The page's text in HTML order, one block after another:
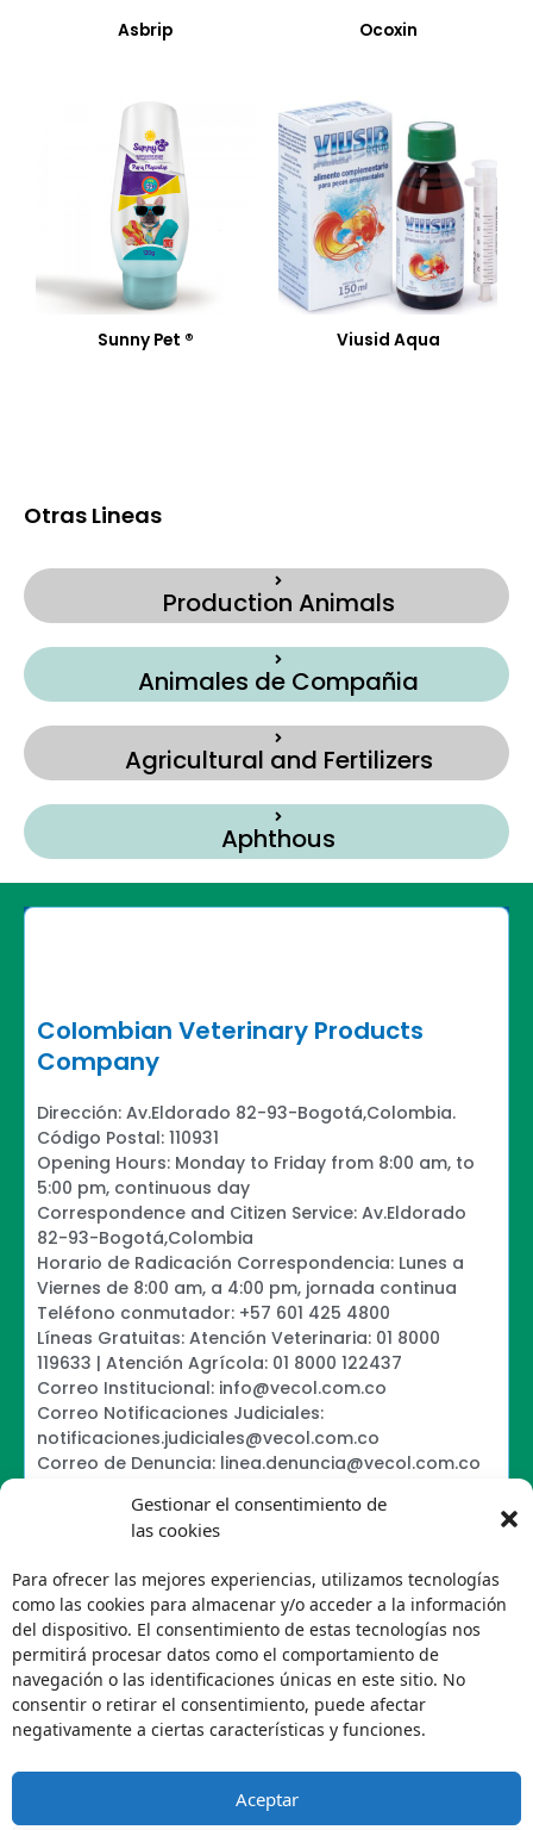
Gestionar el consentimiento de
las cookies
Para ofrecer las mejores experiencias, utilizamos tecnologías
como las cookies para almacenar y/o acceder a la información
del dispositivo. El consentimiento de estas tecnologías nos
permitirá procesar datos como el comportamiento de
navegación o las identificaciones únicas en este sitio. No
consentir o retirar el consentimiento, puede afectar
negativamente a ciertas características y funciones.
Aceptar
Asbrip Ocoxin
Sunny Pet ® Viusid Aqua
Otras Lineas
Production Animals
Animales de Compañia
Agricultural and Fertilizers
Aphthous
Colombian Veterinary Products
Company
Dirección: Av.Eldorado 82-93-Bogotá,Colombia.
Código Postal: 110931
Opening Hours: Monday to Friday from 8:00 am, to
5:00 pm, continuous day
Correspondence and Citizen Service: Av.Eldorado
82-93-Bogotá,Colombia
Horario de Radicación Correspondencia: Lunes a
Viernes de 8:00 am, a 4:00 pm, jornada continua
Teléfono conmutador: +57 601 425 4800
Líneas Gratuitas: Atención Veterinaria: 01 8000
119633 | Atención Agrícola: 01 8000 122437
Correo Institucional: info@vecol.com.co
Correo Notificaciones Judiciales:
notificaciones.judiciales@vecol.com.co
Correo de Denuncia: linea.denuncia@vecol.com.co
Política de Términos y Condiciones de Uso
Política de Tratamiento de Datos Personales VECOL
S.A
Política de Derechos de Autor y Uso sobre los
Contenidos
Política Editorial de la Sede Electrónica
Encuesta de usabilidad